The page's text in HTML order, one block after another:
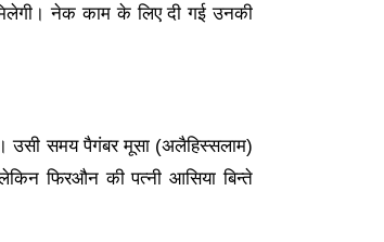
नेक काम के लिए दी गई उनकी
उसी समय पैगंबर मूसा (अलैहिस्सलाम)
फिरऔन की पत्नी आसिया बिन्ते